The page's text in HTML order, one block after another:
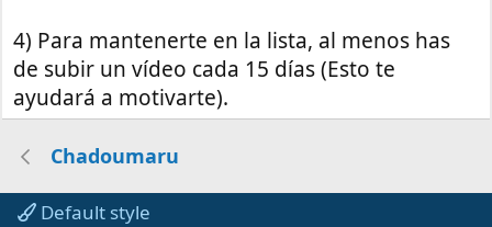
4) Para mantenerte en la lista, al menos has
de subir un vídeo cada 15 días (Esto te
ayudará a motivarte).
Chadoumaru
Default style